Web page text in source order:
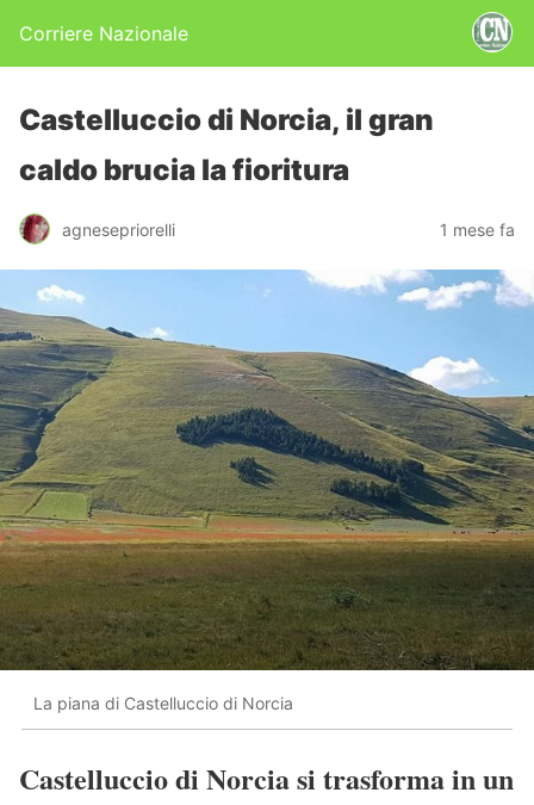
Corriere Nazionale
Castelluccio di Norcia, il gran
caldo brucia la fioritura
agnesepriorelli 1 mese fa
La piana di Castelluccio di Norcia
Castelluccio di Norcia si trasforma in un